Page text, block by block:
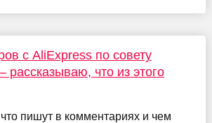
с AliExpress по совету
рассказываю, что из этого
пишут в комментариях и чем